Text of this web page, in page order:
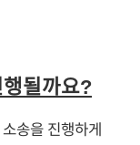
될까요?
송을 진행하게